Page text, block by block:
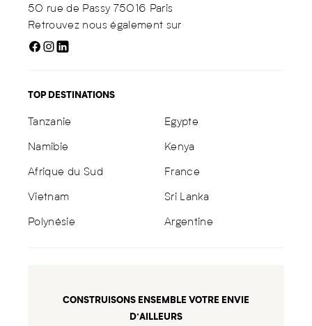
50 rue de Passy 75016 Paris
Retrouvez nous également sur
TOP DESTINATIONS
Tanzanie Egypte
Namibie Kenya
Afrique du Sud France
Vietnam Sri Lanka
Polynésie Argentine
CONSTRUISONS ENSEMBLE VOTRE ENVIE
D’AILLEURS